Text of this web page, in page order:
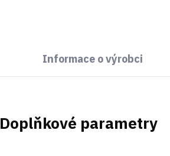
Informace o výrobci
Doplňkové parametry